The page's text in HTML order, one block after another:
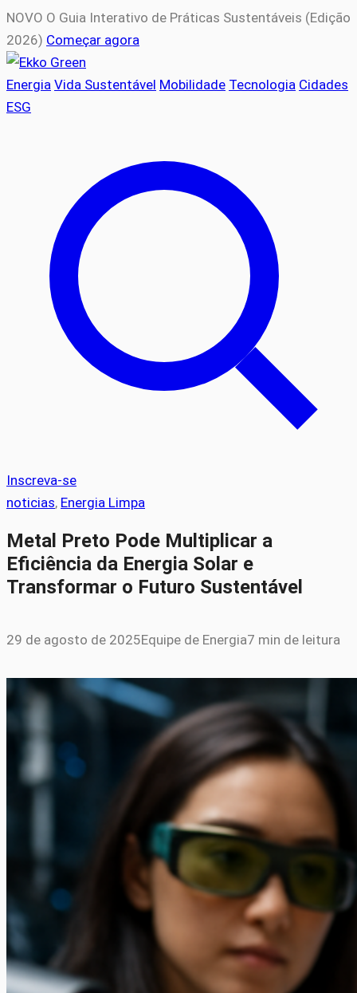
NOVO O Guia Interativo de Práticas Sustentáveis (Edição
2026) Começar agora
Energia Vida Sustentável Mobilidade Tecnologia Cidades
ESG
Inscreva-se
noticias, Energia Limpa
Metal Preto Pode Multiplicar a
Eficiência da Energia Solar e
Transformar o Futuro Sustentável
29 de agosto de 2025Equipe de Energia7 min de leitura